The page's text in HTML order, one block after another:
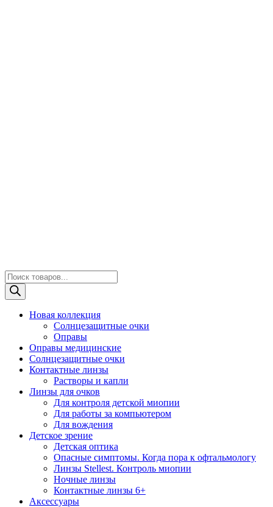
Поиск
товаров
Новая коллекция
Солнцезащитные очки
Оправы
Оправы медицинские
Солнцезащитные очки
Контактные линзы
Растворы и капли
Линзы для очков
Для контроля детской миопии
Для работы за компьютером
Для вождения
Детское зрение
Детская оптика
Опасные симптомы. Когда пора к офтальмологу
Линзы Stellest. Контроль миопии
Ночные линзы
Контактные линзы 6+
Аксессуары